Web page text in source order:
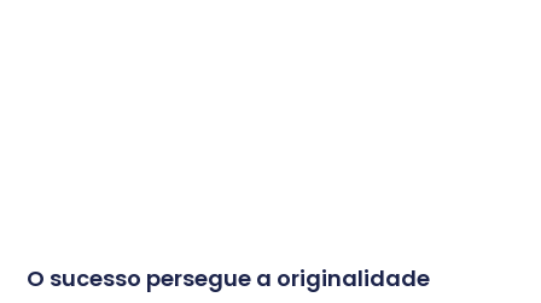
O sucesso persegue a originalidade